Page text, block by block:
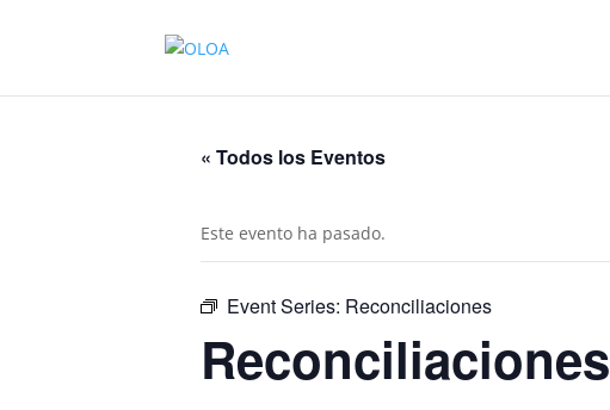
« Todos los Eventos
Este evento ha pasado.
Event Series: Reconciliaciones
Reconciliaciones